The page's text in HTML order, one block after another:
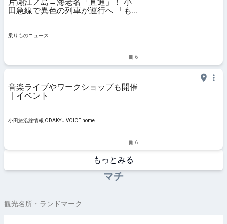
田急線で異色の列車が運行へ 「も
乗りものニュース
6
音楽ライブやワークショップも開催
｜イベント
小田急沿線情報 ODAKYU VOICE home
6
もっとみる
マチ
観光名所・ランドマーク